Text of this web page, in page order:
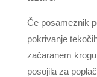
Če posameznik
pokrivanje
začaranem
posojila za